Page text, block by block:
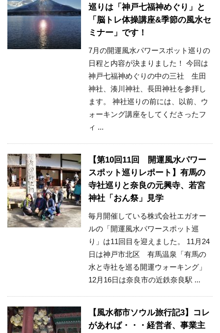
巡りは「神戸七福神めぐり」と
「脳トレ体操講座&季節の風水セ
ミナー」です！
7月の開運風水パワースポット巡りの
日程と内容が決まりました！ 今回は
神戸七福神めぐりの中の三社 生田
神社、湊川神社、長田神社を参拝し
ます。 神社巡りの前には、以前、ウ
ォーキング講座をしてくださったフ
ィ ...
【第10回11回 開運風水パワー
スポット巡りレポート】有馬の
寺社巡りと奈良の元興寺、若宮
神社「おん祭」見学
毎月開催している株式会社エガオー
ルの「開運風水パワースポット巡
り」は11回目を迎えました。 11月24
日は神戸市北区 有馬温泉「有馬の
水と寺社を巡る開運ウォーキング」
12月16日は奈良市の近鉄奈良駅 ...
【風水都市ソウル旅行記3】コレ
があれば・・・経営者、事業主